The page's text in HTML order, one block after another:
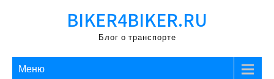
BIKER4BIKER.RU
Блог о транспорте
Меню